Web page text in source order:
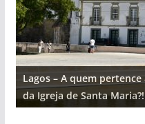
Lagos – A quem
da Igreja de Santa